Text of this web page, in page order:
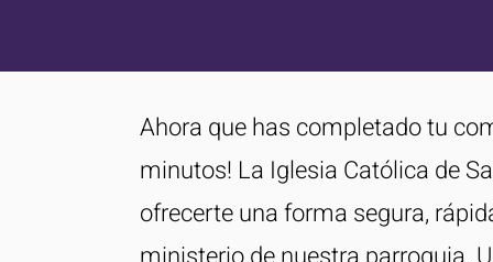
Ahora que has completado tu
minutos! La Iglesia Católica de
ofrecerte una forma segura,